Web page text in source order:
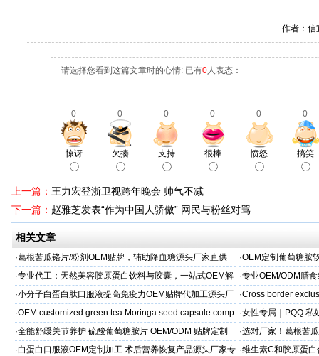
作者：
请选择您看到这篇文章时的心情: 已有0人表态：
0 0 0 0 0 0
惊讶 欠揍 支持 很棒 愤怒 搞笑
上一篇： 王力宏登浙卫视跨年晚会 帅气不减
下一篇： 赵雅芝发表“作为中国人骄傲” 网民与粉丝对骂
相关文章
·葛根苦瓜铬片/粉剂OEM贴牌，辅助降血糖源头厂家直供 ·OEM定制葡萄糖胺
·专业代工：天然美容胶原蛋白饮料与胶囊，一站式OEM解
决方案，助力外贸客户全球市场
·专业OEM/ODM膳
保障
·小分子白蛋白肽口服液提高免疫力OEM贴牌代加工源头厂
家直供
·Cross border
·OEM customized green tea Moringa seed capsule comp ·女性专属｜PQQ 私
贸专供
·全能舒缓关节养护 硫酸葡萄糖胺片 OEM/ODM 贴牌定制
按需定制
·选对厂家！葛根苦
·白蛋白口服液OEM定制加工 术后营养恢复产品源头厂家专 ·维生素C和胶原蛋